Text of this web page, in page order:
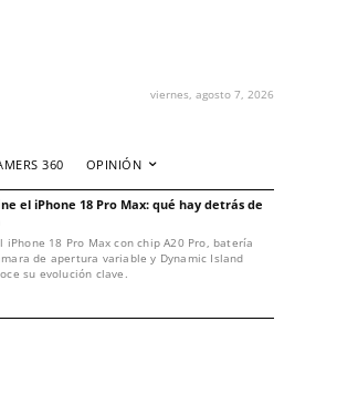
viernes, agosto 7, 2026
360 OPINIÓN
el iPhone 18 Pro Max: qué hay detrás de
iPhone 18 Pro Max con chip A20 Pro, batería
de apertura variable y Dynamic Island
su evolución clave.